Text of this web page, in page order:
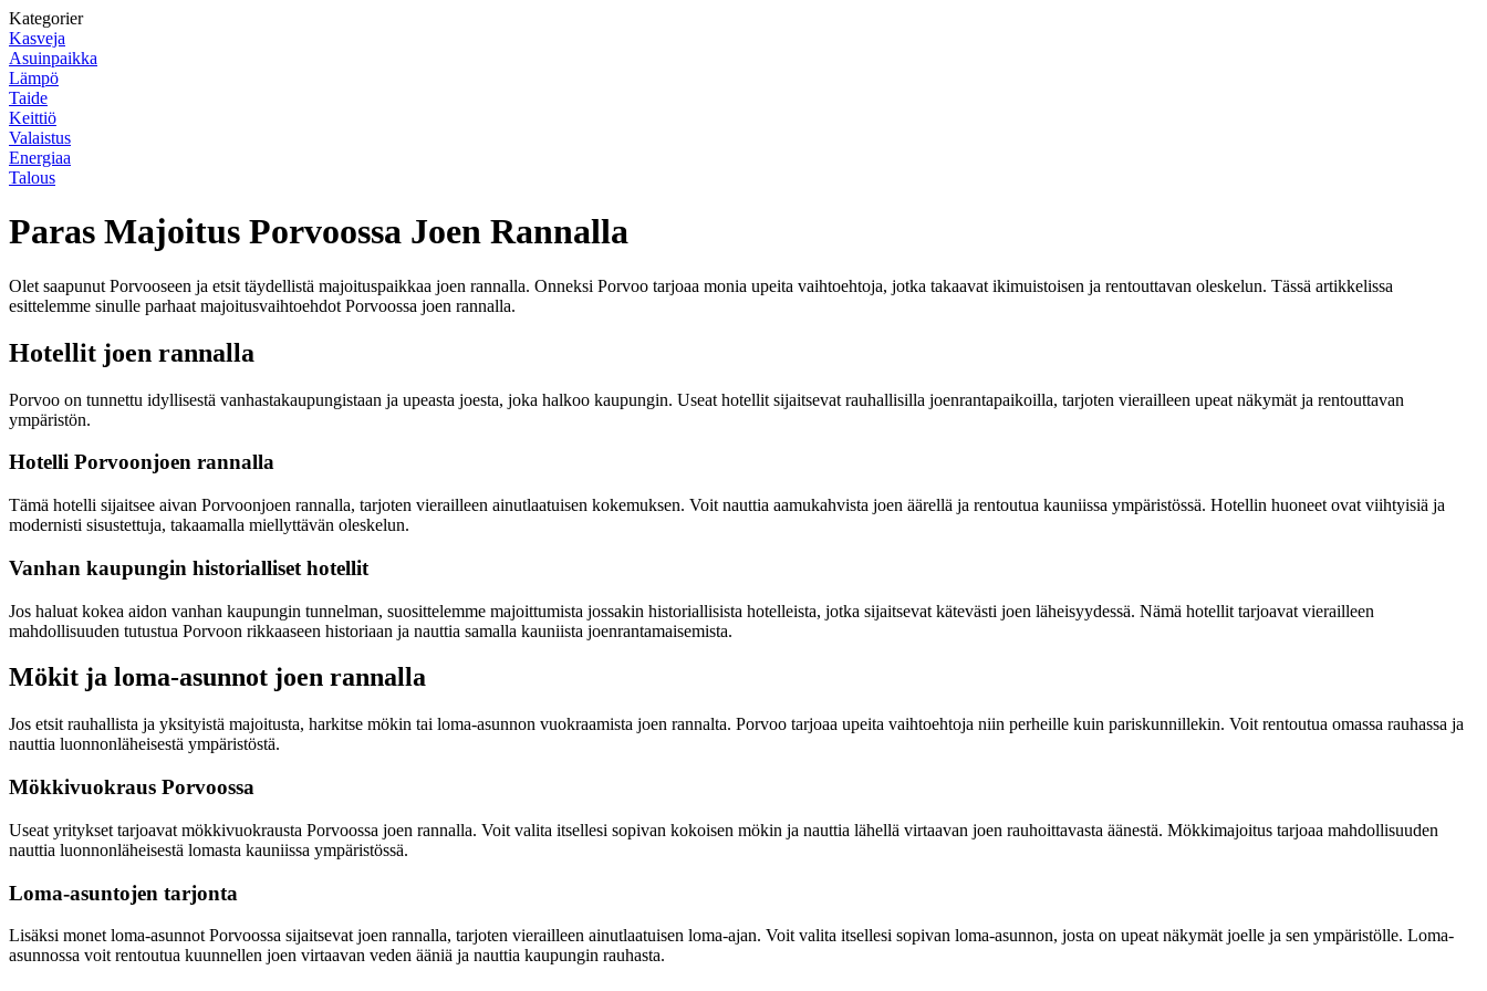
Kategorier
Kasveja
Asuinpaikka
Lämpö
Taide
Keittiö
Valaistus
Energiaa
Talous
Paras Majoitus Porvoossa Joen Rannalla
Olet saapunut Porvooseen ja etsit täydellistä majoituspaikkaa joen rannalla. Onneksi Porvoo tarjoaa monia upeita vaihtoehtoja, jotka takaavat ikimuistoisen ja rentouttavan oleskelun. Tässä artikkelissa
esittelemme sinulle parhaat majoitusvaihtoehdot Porvoossa joen rannalla.
Hotellit joen rannalla
Porvoo on tunnettu idyllisestä vanhastakaupungistaan ja upeasta joesta, joka halkoo kaupungin. Useat hotellit sijaitsevat rauhallisilla joenrantapaikoilla, tarjoten vierailleen upeat näkymät ja rentouttavan
ympäristön.
Hotelli Porvoonjoen rannalla
Tämä hotelli sijaitsee aivan Porvoonjoen rannalla, tarjoten vierailleen ainutlaatuisen kokemuksen. Voit nauttia aamukahvista joen äärellä ja rentoutua kauniissa ympäristössä. Hotellin huoneet ovat viihtyisiä ja
modernisti sisustettuja, takaamalla miellyttävän oleskelun.
Vanhan kaupungin historialliset hotellit
Jos haluat kokea aidon vanhan kaupungin tunnelman, suosittelemme majoittumista jossakin historiallisista hotelleista, jotka sijaitsevat kätevästi joen läheisyydessä. Nämä hotellit tarjoavat vierailleen
mahdollisuuden tutustua Porvoon rikkaaseen historiaan ja nauttia samalla kauniista joenrantamaisemista.
Mökit ja loma-asunnot joen rannalla
Jos etsit rauhallista ja yksityistä majoitusta, harkitse mökin tai loma-asunnon vuokraamista joen rannalta. Porvoo tarjoaa upeita vaihtoehtoja niin perheille kuin pariskunnillekin. Voit rentoutua omassa rauhassa ja
nauttia luonnonläheisestä ympäristöstä.
Mökkivuokraus Porvoossa
Useat yritykset tarjoavat mökkivuokrausta Porvoossa joen rannalla. Voit valita itsellesi sopivan kokoisen mökin ja nauttia lähellä virtaavan joen rauhoittavasta äänestä. Mökkimajoitus tarjoaa mahdollisuuden
nauttia luonnonläheisestä lomasta kauniissa ympäristössä.
Loma-asuntojen tarjonta
Lisäksi monet loma-asunnot Porvoossa sijaitsevat joen rannalla, tarjoten vierailleen ainutlaatuisen loma-ajan. Voit valita itsellesi sopivan loma-asunnon, josta on upeat näkymät joelle ja sen ympäristölle. Loma-
asunnossa voit rentoutua kuunnellen joen virtaavan veden ääniä ja nauttia kaupungin rauhasta.